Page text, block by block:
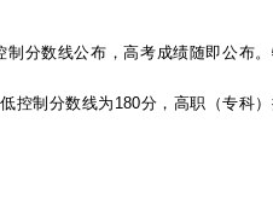
分数线公布，高考成绩随即公布
控制分数线为180分，高职（专科